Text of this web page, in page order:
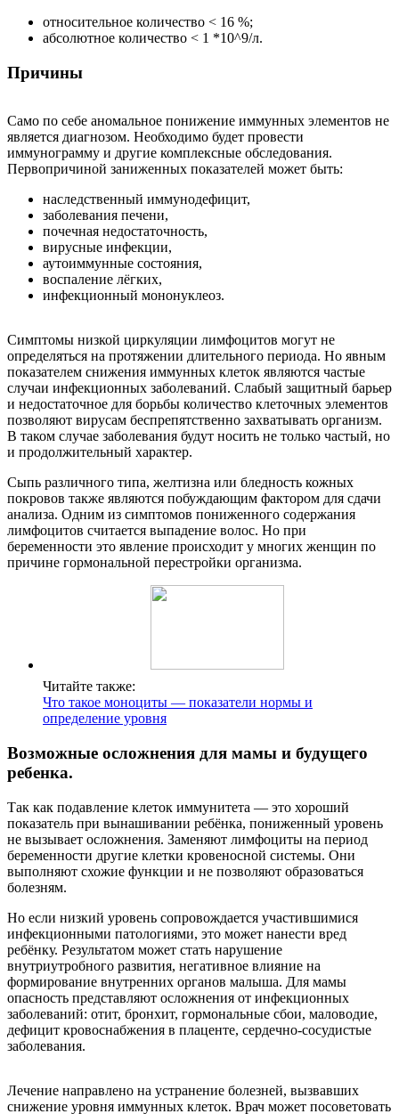
относительное количество < 16 %;
абсолютное количество < 1 *10^9/л.
Причины
Само по себе аномальное понижение иммунных элементов не
является диагнозом. Необходимо будет провести
иммунограмму и другие комплексные обследования.
Первопричиной заниженных показателей может быть:
наследственный иммунодефицит,
заболевания печени,
почечная недостаточность,
вирусные инфекции,
аутоиммунные состояния,
воспаление лёгких,
инфекционный мононуклеоз.
Симптомы низкой циркуляции лимфоцитов могут не
определяться на протяжении длительного периода. Но явным
показателем снижения иммунных клеток являются частые
случаи инфекционных заболеваний. Слабый защитный барьер
и недостаточное для борьбы количество клеточных элементов
позволяют вирусам беспрепятственно захватывать организм.
В таком случае заболевания будут носить не только частый, но
и продолжительный характер.
Сыпь различного типа, желтизна или бледность кожных
покровов также являются побуждающим фактором для сдачи
анализа. Одним из симптомов пониженного содержания
лимфоцитов считается выпадение волос. Но при
беременности это явление происходит у многих женщин по
причине гормональной перестройки организма.
Читайте также:
Что такое моноциты — показатели нормы и
определение уровня
Возможные осложнения для мамы и будущего
ребенка.
Так как подавление клеток иммунитета — это хороший
показатель при вынашивании ребёнка, пониженный уровень
не вызывает осложнения. Заменяют лимфоциты на период
беременности другие клетки кровеносной системы. Они
выполняют схожие функции и не позволяют образоваться
болезням.
Но если низкий уровень сопровождается участившимися
инфекционными патологиями, это может нанести вред
ребёнку. Результатом может стать нарушение
внутриутробного развития, негативное влияние на
формирование внутренних органов малыша. Для мамы
опасность представляют осложнения от инфекционных
заболеваний: отит, бронхит, гормональные сбои, маловодие,
дефицит кровоснабжения в плаценте, сердечно-сосудистые
заболевания.
Лечение направлено на устранение болезней, вызвавших
снижение уровня иммунных клеток. Врач может посоветовать